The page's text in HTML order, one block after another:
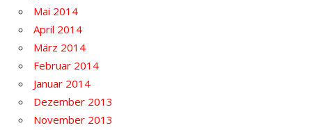
Mai 2014
April 2014
März 2014
Februar 2014
Januar 2014
Dezember 2013
November 2013